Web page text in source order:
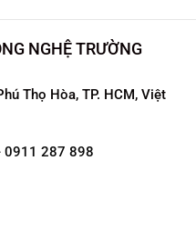
NGHỆ TRƯỜNG
Thọ Hòa, TP. HCM, Việt
0911 287 898